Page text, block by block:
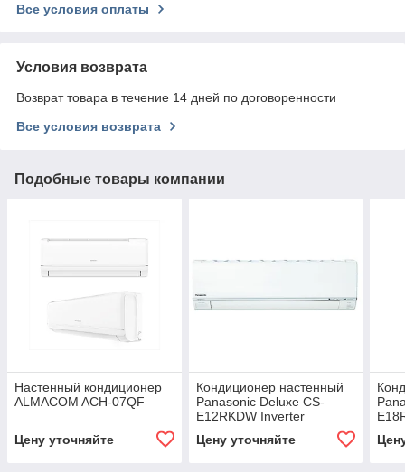
Все условия оплаты
Условия возврата
Возврат товара в течение 14 дней по договоренности
Все условия возврата
Подобные товары компании
Настенный кондиционер
ALMACOM ACH-07QF
Цену уточняйте
Кондиционер настенный
Panasonic Deluxe CS-
E12RKDW Inverter
Цену уточняйте